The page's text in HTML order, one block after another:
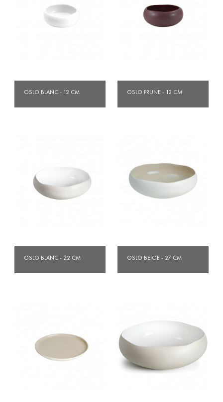
OSLO BLANC - 12 CM OSLO PRUNE - 12 CM
OSLO BLANC - 22 CM OSLO BEIGE - 27 CM